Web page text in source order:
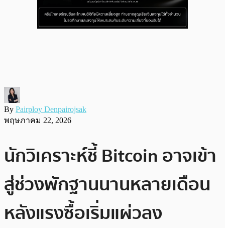
By Pairploy Denpairojsak
พฤษภาคม 22, 2026
นักวิเคราะห์ชี้ Bitcoin อาจเข้า
สู่ช่วงพักฐานนานหลายเดือน
หลังแรงซื้อเริ่มแผ่วลง